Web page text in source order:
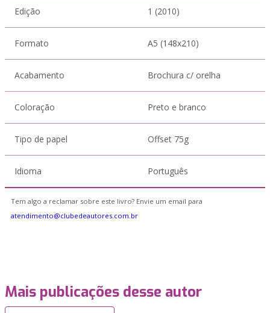
Edição 1 (2010)
Formato A5 (148x210)
Acabamento Brochura c/ orelha
Coloração Preto e branco
Tipo de papel Offset 75g
Idioma Português
Tem algo a reclamar sobre este livro? Envie um email para
atendimento@clubedeautores.com.br
Mais publicações desse autor